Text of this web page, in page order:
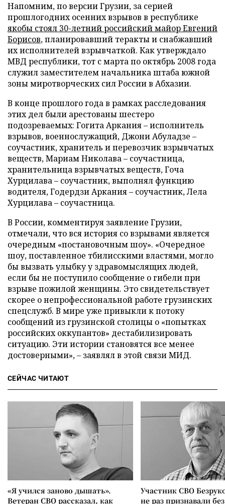
Напомним, по версии Грузии, за серией
прошлогодних осенних взрывов в республике
якобы стоял 30-летний российский майор Евгений
Борисов, планировавший теракты и снабжавший
их исполнителей взрывчаткой. Как утверждало
МВД республики, тот с марта по октябрь 2008 года
служил заместителем начальника штаба южной
зоны миротворческих сил России в Абхазии.
В конце прошлого года в рамках расследования
этих дел были арестованы шестеро
подозреваемых: Гогита Аркания – исполнитель
взрывов, военнослужащий, Джони Абуладзе –
соучастник, хранитель и перевозчик взрывчатых
веществ, Мариам Николава – соучастница,
хранительница взрывчатых веществ, Гоча
Хурцилава – соучастник, выполнял функцию
водителя, Годердзи Аркания – соучастник, Лела
Хурцилава – соучастница.
В России, комментируя заявление Грузии,
отмечали, что вся история со взрывами является
очередным «постановочным шоу». «Очередное
шоу, поставленное тбилисскими властями, могло
бы вызвать улыбку у здравомыслящих людей,
если бы не поступило сообщение о гибели при
взрыве пожилой женщины. Это свидетельствует
скорее о непрофессиональной работе грузинских
спецслужб. В мире уже привыкли к потоку
сообщений из грузинской столицы о «попытках
российских оккупантов» дестабилизировать
ситуацию. Эти истории становятся все менее
достоверными», – заявлял в этой связи МИД.
СЕЙЧАС ЧИТАЮТ
«Я учился заново дышать».
Ветеран СВО рассказал, как
Участник СВО
не раз признавали